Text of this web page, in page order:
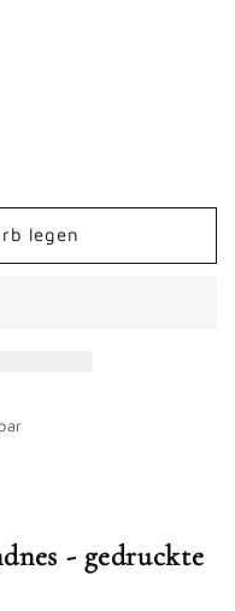
legen
- gedruckte